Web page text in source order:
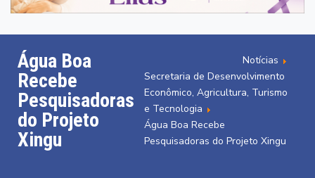
Água Boa
Recebe
Pesquisadoras
do Projeto
Xingu
Notícias
Secretaria de Desenvolvimento
Econômico, Agricultura, Turismo
e Tecnologia
Água Boa Recebe
Pesquisadoras do Projeto Xingu